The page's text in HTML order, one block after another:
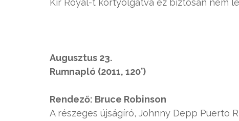
Kir Royal-t kortyolgatva ez biztosan nem
Augusztus 23.
Rumnapló (2011, 120’)
Rendező: Bruce Robinson
A részeges újságíró, Johnny Depp Puerto